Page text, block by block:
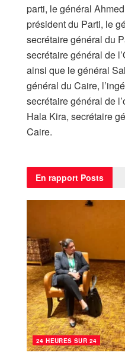
parti, le général
président du Parti, le
secrétaire général du
secrétaire général de
ainsi que le général
général du Caire,
secrétaire général de
Hala Kira, secrétaire
Caire.
En rapport Posts
24 HEURES SUR 24